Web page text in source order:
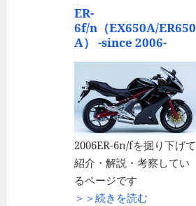
ER-
6f/n（EX650A/ER650
A） -since 2006-
2006ER-6n/fを掘り下げて
紹介・解説・考察してい
るページです
＞＞続きを読む